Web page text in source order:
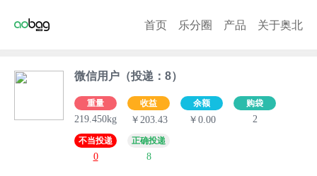
首页 乐分圈 产品 关于奥北
微信用户（投递：8）
重量
219.450kg
收益
￥203.43
余额
￥0.00
购袋
2
不当投递
0
正确投递
8